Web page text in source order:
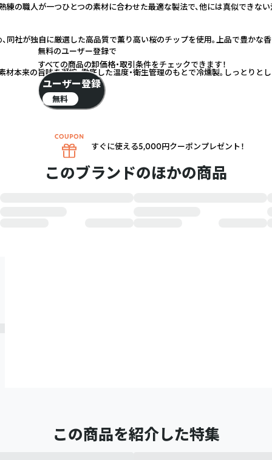
練の職人が一つひとつの素材に合わせた最適な製法で、他には真似できな
同社が独自に厳選した高品質で薫り高い桜のチップを使用。上品で豊かな
本来の旨味を凝縮。徹底した温度・衛生管理のもとで冷燻製。しっとりと
このブランドのほかの商品
この商品を紹介した特集
無料のユーザー登録で
すべての商品の卸価格・取引条件をチェックできます！
ユーザー登録
無料
すぐに使える5,000円クーポンプレゼント！